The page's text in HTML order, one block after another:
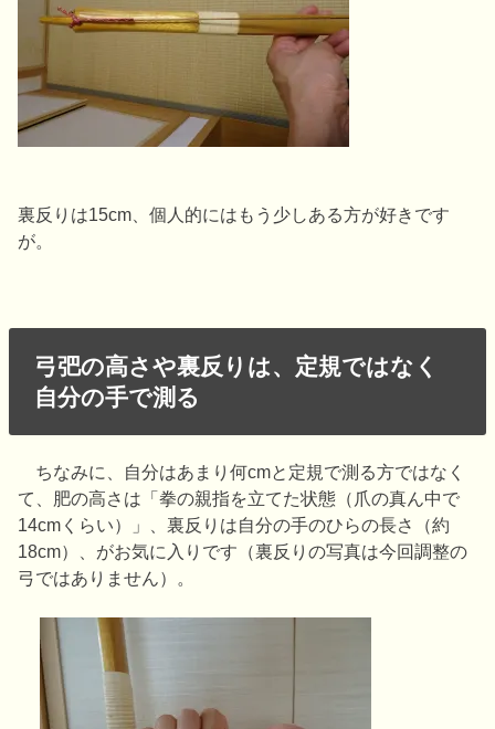
裏反りは15cm、個人的にはもう少しある方が好きです
が。
弓弝の高さや裏反りは、定規ではなく
自分の手で測る
ちなみに、自分はあまり何cmと定規で測る方ではなく
て、肥の高さは「拳の親指を立てた状態（爪の真ん中で
14cmくらい）」、裏反りは自分の手のひらの長さ（約
18cm）、がお気に入りです（裏反りの写真は今回調整の
弓ではありません）。